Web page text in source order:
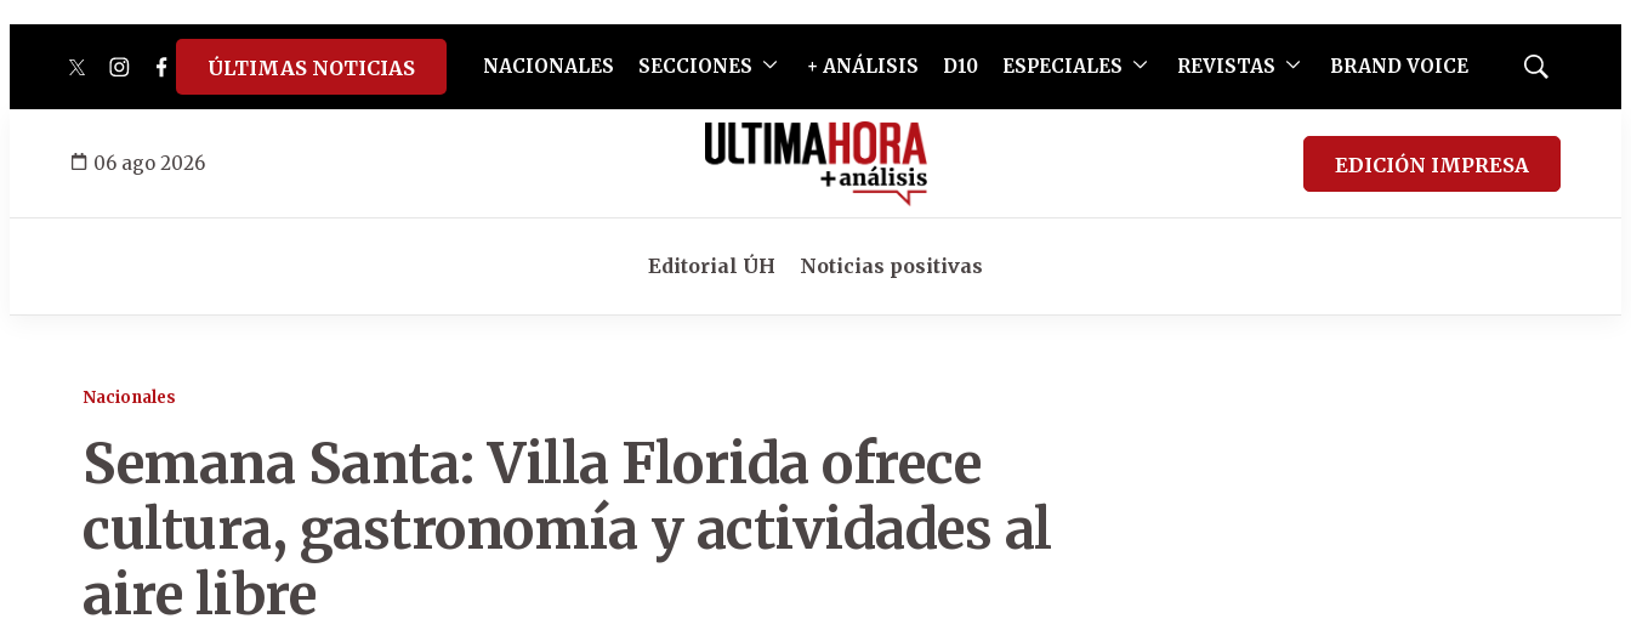
twitterinstagram
facebook
tiktokyoutube
spotify
ÚLTIMAS NOTICIAS NACIONALES SECCIONES + ANÁLISIS D10 ESPECIALES REVISTAS BRAND VOICE
Mostrar
06 ago 2026 EDICIÓN IMPRESA
Editorial ÚH Noticias positivas
Nacionales
Semana Santa: Villa Florida ofrece
cultura, gastronomía y actividades al
aire libre